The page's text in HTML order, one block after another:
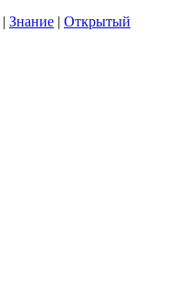
| Знание | Открытый